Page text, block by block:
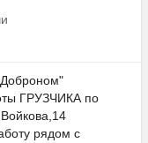
ГРУЗЧИКА по
рядом с